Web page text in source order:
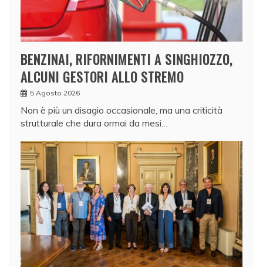
BENZINAI, RIFORNIMENTI A SINGHIOZZO,
ALCUNI GESTORI ALLO STREMO
5 Agosto 2026
Non è più un disagio occasionale, ma una criticità
strutturale che dura ormai da mesi…